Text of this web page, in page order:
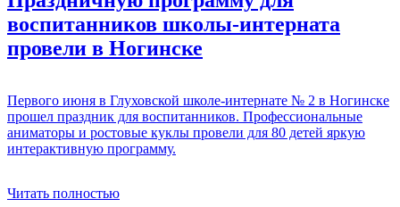
воспитанников школы-интерната
провели в Ногинске
Первого июня в Глуховской школе-интернате № 2 в Ногинске
прошел праздник для воспитанников. Профессиональные
аниматоры и ростовые куклы провели для 80 детей яркую
интерактивную программу.
Читать полностью